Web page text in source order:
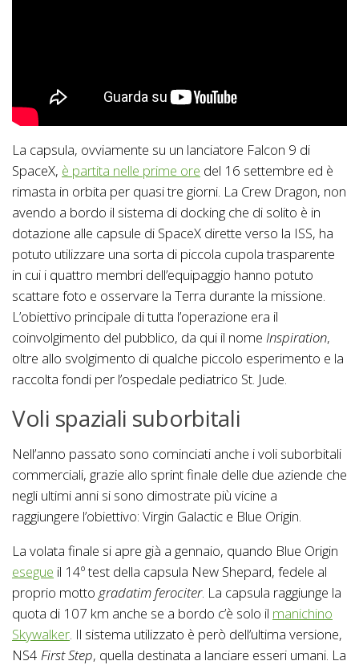
La capsula, ovviamente su un lanciatore Falcon 9 di
SpaceX, è partita nelle prime ore del 16 settembre ed è
rimasta in orbita per quasi tre giorni. La Crew Dragon, non
avendo a bordo il sistema di docking che di solito è in
dotazione alle capsule di SpaceX dirette verso la ISS, ha
potuto utilizzare una sorta di piccola cupola trasparente
in cui i quattro membri dell’equipaggio hanno potuto
scattare foto e osservare la Terra durante la missione.
L’obiettivo principale di tutta l’operazione era il
coinvolgimento del pubblico, da qui il nome Inspiration,
oltre allo svolgimento di qualche piccolo esperimento e la
raccolta fondi per l’ospedale pediatrico St. Jude.
Voli spaziali suborbitali
Nell’anno passato sono cominciati anche i voli suborbitali
commerciali, grazie allo sprint finale delle due aziende che
negli ultimi anni si sono dimostrate più vicine a
raggiungere l’obiettivo: Virgin Galactic e Blue Origin.
La volata finale si apre già a gennaio, quando Blue Origin
esegue il 14º test della capsula New Shepard, fedele al
proprio motto gradatim ferociter. La capsula raggiunge la
quota di 107 km anche se a bordo c’è solo il manichino
Skywalker. Il sistema utilizzato è però dell’ultima versione,
NS4 First Step, quella destinata a lanciare esseri umani. La